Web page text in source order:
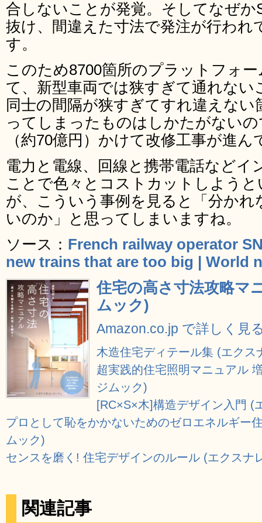
合しないことが発覚。そしてなぜ
抜け、間違えた寸法で発注が行わ
す。
このため8700箇所のプラットフォ
て、新型車両では狭すぎて通れない
同士の間隔が狭すぎてすれ違えな
ってしまったものはしかたがない
（約70億円）かけて改修工事が進
電力と電線、回線と携帯電話などイ
ことで色々とコストカットしよう
が、こういう事例を見ると「分か
いのか」と思ってしまいますね。
ソース： French railway operator
new trains that are too big | World
住宅の高さ寸法攻略マ
ムック)
Amazon.co.jp で詳しく見
木造住宅ディテール集 (エクス
超実践的住宅照明マニュアル
ジムック)
[RC×S×木]構造デザイン入門 (
プロとして恥をかかないためのゼロエネルギー
ムック)
センスを磨く! 住宅デザインのルール (エクスナ
関連記事